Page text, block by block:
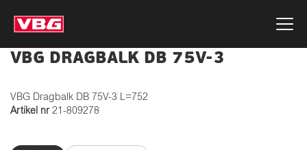
VBG DRAGBALK DB 75V-3
VBG Dragbalk DB 75V-3 L=752
Artikel nr 21-809278